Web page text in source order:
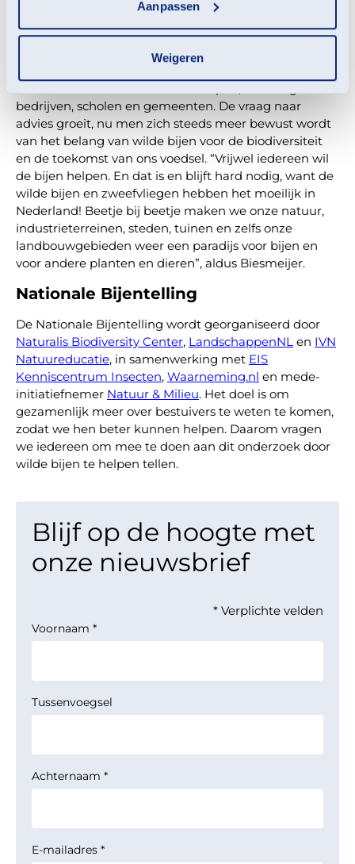
Aanpassen
Weigeren
Eerste Hulp Voor Bijen
De organiserende partners van de Nationale
Bijentelling, LandschappenNL, IVN Natuureducatie, en
bedrijven, scholen en gemeenten. De vraag naar
advies groeit, nu men zich steeds meer bewust wordt
van het belang van wilde bijen voor de biodiversiteit
en de toekomst van ons voedsel. “Vrijwel iedereen wil
de bijen helpen. En dat is en blijft hard nodig, want de
wilde bijen en zweefvliegen hebben het moeilijk in
Nederland! Beetje bij beetje maken we onze natuur,
industrieterreinen, steden, tuinen en zelfs onze
landbouwgebieden weer een paradijs voor bijen en
voor andere planten en dieren”, aldus Biesmeijer.
Nationale Bijentelling
De Nationale Bijentelling wordt georganiseerd door
Naturalis Biodiversity Center, LandschappenNL en IVN
Natuureducatie, in samenwerking met EIS
Kenniscentrum Insecten, Waarneming.nl en mede-
initiatiefnemer Natuur & Milieu. Het doel is om
gezamenlijk meer over bestuivers te weten te komen,
zodat we hen beter kunnen helpen. Daarom vragen
we iedereen om mee te doen aan dit onderzoek door
wilde bijen te helpen tellen.
Blijf op de hoogte met
onze nieuwsbrief
* Verplichte velden
Voornaam *
Tussenvoegsel
Achternaam *
E-mailadres *